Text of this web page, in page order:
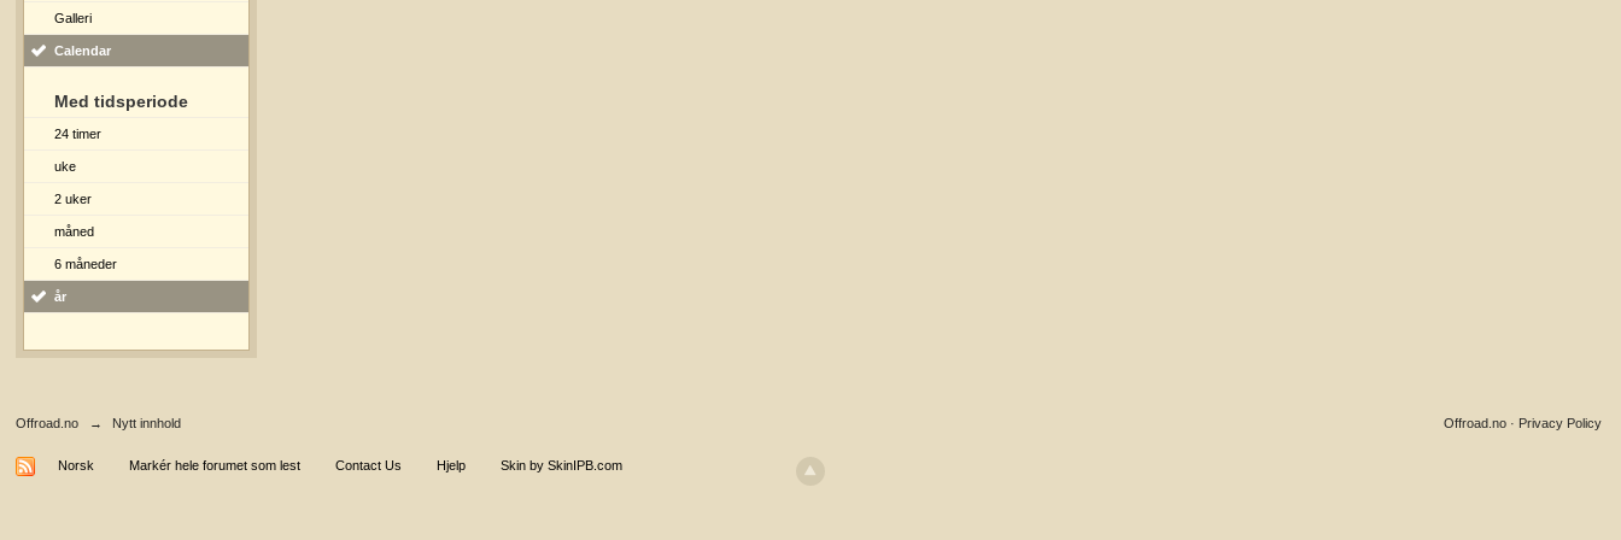
Galleri
Calendar
Med tidsperiode
24 timer
uke
2 uker
måned
6 måneder
år
Offroad.no → Nytt innhold Privacy Policy
Offroad.no ·
Norsk Markér hele forumet som lest Contact Us Hjelp Skin by SkinIPB.com